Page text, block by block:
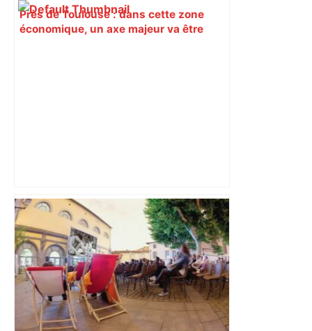
Près de Toulouse : dans cette zone
économique, un axe majeur va être
"C'est la reprise des bouchons et c'est
horrible", plus de 17 km de
ralentissements autour de Toulouse ce
jeudi matin, on vous donne les
secteurs à éviter – ladepeche.fr